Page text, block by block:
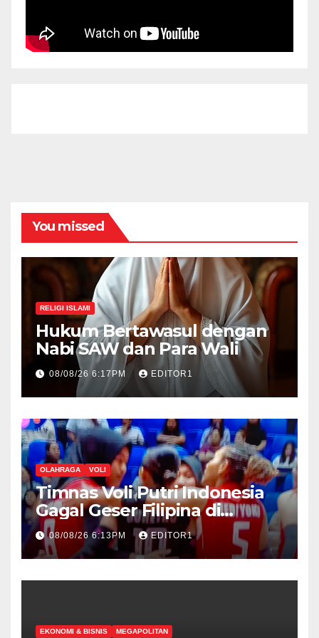
You missed
RELIGI ISLAMI
Hukum Bertawasul dengan
Nabi SAW dan Para Wali
08/08/26 6:17PM EDITOR1
OLAHRAGA VOLI
Timnas Voli Putri Indonesia
Gagal Geser Filipina di
Klasemen Sementara SEA V
Cup Putri 2026, Usai Dihajar
Thailand 3-0
08/08/26 6:13PM EDITOR1
EKONOMI & BISNIS MEGAPOLITAN